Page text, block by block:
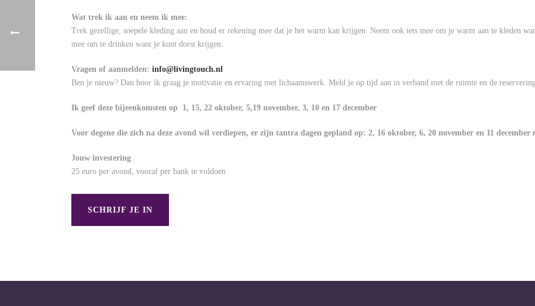
Wat trek ik aan en neem ik mee:
Trek gezellige, soepele kleding aan en houd er rekening mee dat je het warm kan krijgen. Neem ook iets mee om je warm aan te kleden
mee om te drinken want je kunt dorst krijgen.
Vragen of aanmelden: info@livingtouch.nl
Ben je nieuw? Dan hoor ik graag je motivatie en ervaring met lichaamswerk. Meld je op tijd aan in verband met de ruimte en de
Ik geef deze bijeenkomsten op 1, 15, 22 oktober, 5,19 november, 3, 10 en 17 december
Voor degene die zich na deze avond wil verdiepen, er zijn tantra dagen gepland op: 2, 16 oktober, 6, 20 november en 11 december
Jouw investering
25 euro per avond, vooraf per bank te voldoen
SCHRIJF JE IN